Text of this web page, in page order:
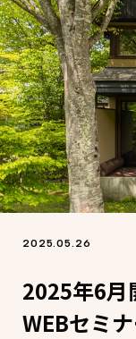
2025.05.26
2025年6月
WEBセミ